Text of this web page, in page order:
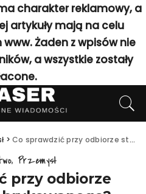
charakter reklamowy, a
artykuły mają na celu
Żaden z wpisów nie
a wszystkie zostały
>Co sprawdzić przy odbiorze stropu prefabrykowanego? Sprawdź, co zaskakuje wykonawców
Przemysł
przy odbiorze